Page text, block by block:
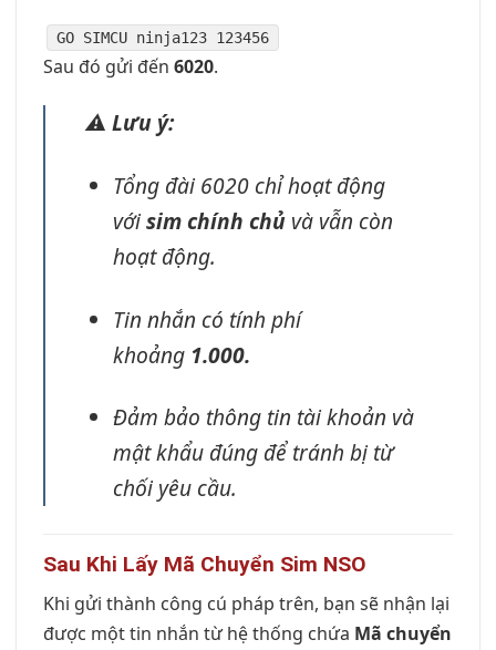
GO SIMCU ninja123 123456
Sau đó gửi đến 6020.
⚠️ Lưu ý:
Tổng đài 6020 chỉ hoạt động
vớisim chính chủvà vẫn còn
hoạt động.
Tin nhắn có tính phí
khoảng 1.000.
Đảm bảo thông tin tài khoản và
mật khẩu đúng để tránh bị từ
chối yêu cầu.
Sau Khi Lấy Mã Chuyển Sim NSO
Khi gửi thành công cú pháp trên, bạn sẽ nhận lại
được một tin nhắn từ hệ thống chứa Mã chuyển